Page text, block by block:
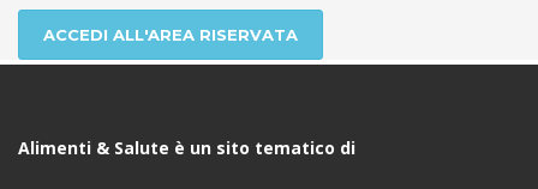
ACCEDI ALL'AREA RISERVATA
Alimenti & Salute è un sito tematico di